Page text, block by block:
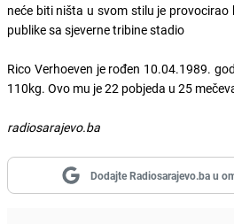
neće biti ništa u svom stilu je
publike sa sjeverne tribine stadio
Rico Verhoeven je rođen 10.04.1989.
110kg. Ovo mu je 22 pobjeda u 25
radiosarajevo.ba
Dodajte Radiosarajevo.ba u